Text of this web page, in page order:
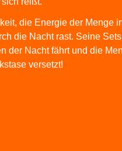
die Energie der Menge
die Nacht rast. Seine
der Nacht fährt und die
versetzt!